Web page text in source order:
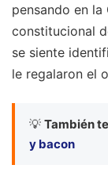
pensando en la
constitucional
se siente
le regalaron el
💡 También
y bacon